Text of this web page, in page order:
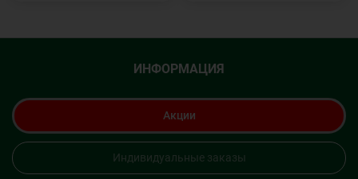
ИНФОРМАЦИЯ
Акции
Индивидуальные заказы